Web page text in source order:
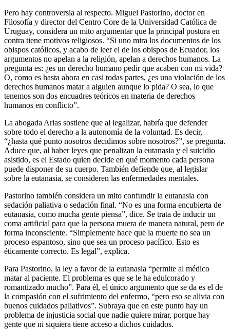
Pero hay controversia al respecto. Miguel Pastorino, doctor en
Filosofía y director del Centro Core de la Universidad Católica de
Uruguay, considera un mito argumentar que la principal postura en
contra tiene motivos religiosos. “Si uno mira los documentos de los
obispos católicos, y acabo de leer el de los obispos de Ecuador, los
argumentos no apelan a la religión, apelan a derechos humanos. La
pregunta es: ¿es un derecho humano pedir que acaben con mi vida?
O, como es hasta ahora en casi todas partes, ¿es una violación de los
derechos humanos matar a alguien aunque lo pida? O sea, lo que
tenemos son dos encuadres teóricos en materia de derechos
humanos en conflicto”.
La abogada Arias sostiene que al legalizar, habría que defender
sobre todo el derecho a la autonomía de la voluntad. Es decir,
“¿hasta qué punto nosotros decidimos sobre nosotros?”, se pregunta.
Aduce que, al haber leyes que penalizan la eutanasia y el suicidio
asistido, es el Estado quien decide en qué momento cada persona
puede disponer de su cuerpo. También defiende que, al legislar
sobre la eutanasia, se consideren las enfermedades mentales.
Pastorino también considera un mito confundir la eutanasia con
sedación paliativa o sedación final. “No es una forma encubierta de
eutanasia, como mucha gente piensa”, dice. Se trata de inducir un
coma artificial para que la persona muera de manera natural, pero de
forma inconsciente. “Simplemente hace que la muerte no sea un
proceso espantoso, sino que sea un proceso pacífico. Esto es
éticamente correcto. Es legal”, explica.
Para Pastorino, la ley a favor de la eutanasia “permite al médico
matar al paciente. El problema es que se le ha edulcorado y
romantizado mucho”. Para él, el único argumento que se da es el de
la compasión con el sufrimiento del enfermo, “pero eso se alivia con
buenos cuidados paliativos”. Subraya que en este punto hay un
problema de injusticia social que nadie quiere mirar, porque hay
gente que ni siquiera tiene acceso a dichos cuidados.